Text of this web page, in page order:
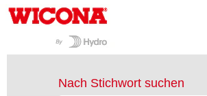
Nach Stichwort suchen